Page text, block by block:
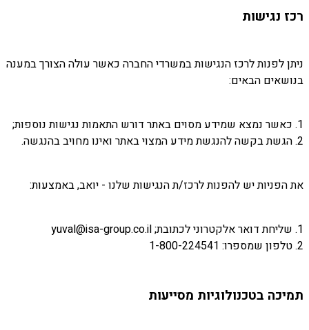
רכז נגישות
ניתן לפנות לרכז הנגישות במשרדי החברה כאשר עולה הצורך במענה
בנושאים הבאים:
1. כאשר נמצא שמידע מסוים באתר דורש התאמות נגישות נוספות;
2. הגשת בקשה להנגשת מידע המצוי באתר ואינו מחויב בהנגשה.
את הפניות יש להפנות לרכז/ת הנגישות שלנו - יואב, באמצעות:
1. שליחת דואר אלקטרוני לכתובת; yuval@isa-group.co.il
2. טלפון שמספרו: 1-800-224541
תמיכה בטכנולוגיות מסייעות